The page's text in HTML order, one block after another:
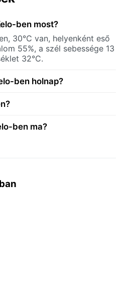
ben most?
30°C van, helyenként eső
55%, a szél sebessége 13
32°C.
ben holnap?
ben ma?